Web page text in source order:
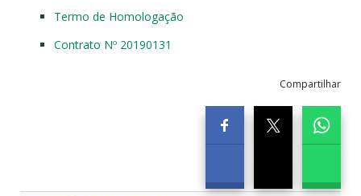
Termo de Homologação
Contrato Nº 20190131
Compartilhar